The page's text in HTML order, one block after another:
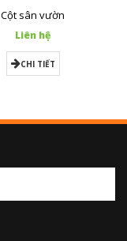
Cột sân vườn
Liên hệ
CHI TIẾT